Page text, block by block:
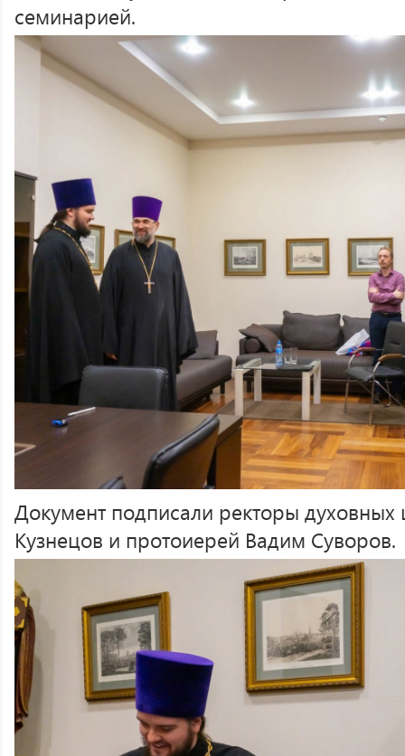
семинарией.
Документ подписали ректоры
Кузнецов и протоиерей Вадим Суворов.